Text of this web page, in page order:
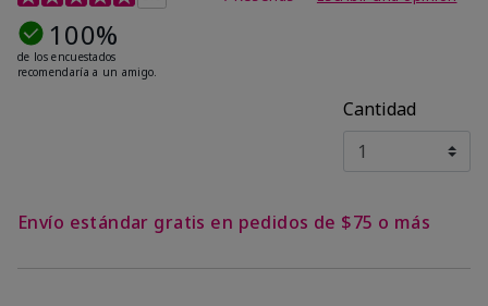
100%
de los encuestados
recomendaría a un amigo.
Cantidad
Envío estándar gratis en pedidos de $75 o más